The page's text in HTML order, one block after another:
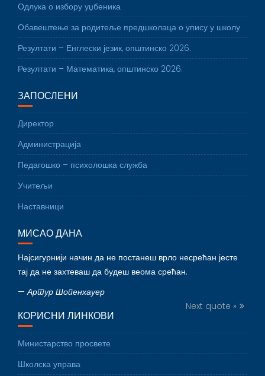
Одлука о избору уџбеника
Обавештење за родитеље предшколаца о упису у школу
Резултати – Енглески језик, општинско 2026.
Резултати – Математика, општинско 2026.
ЗАПОСЛЕНИ
Директор
Администрација
Педагошко – психолошка служба
Учитељи
Наставници
МИСАО ДАНА
Најсигурнији начин да не постанеш врло несрећан јесте
тај да не захтеваш да будеш веома срећан.
—Артур Шопенхауер
Next quote »
КОРИСНИ ЛИНКОВИ
Министарство просвете
Школска управа